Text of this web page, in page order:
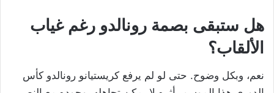
هل ستبقى بصمة رونالدو رغم غياب
الألقاب؟
نعم، وبكل وضوح. حتى لو لم يرفع كريستيانو رونالدو كأس